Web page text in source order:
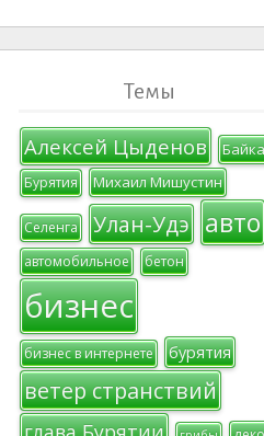
Темы
Алексей Цыденов
Бурятия Михаил Мишустин
Селенга Улан-Удэ авто
автомобильное бетон
бизнес
бизнес в интернете бурятия
ветер странствий